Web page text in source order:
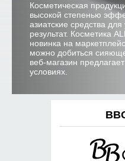
Косметическая
высокой степенью
азиатские средства
результат. Косметика
новинка на
можно добиться
веб-магазин
условиях.